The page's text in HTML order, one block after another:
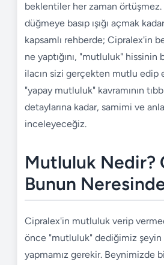
beklentiler her zaman örtüşmez.
düğmeye basıp ışığı açmak
kapsamlı rehberde; Cipralex'in
ne yaptığını, "mutluluk"
ilacın sizi gerçekten mutlu edip
"yapay mutluluk" kavramının
detaylarına kadar, samimi ve
inceleyeceğiz.
Mutluluk Nedir?
Bunun
Cipralex'in mutluluk verip
önce "mutluluk" dediğimiz şeyin
yapmamız gerekir. Beynimizde